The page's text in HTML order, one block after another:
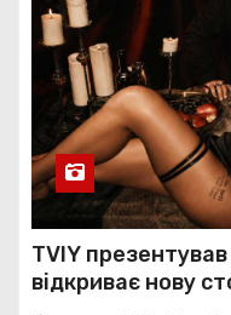
TVIY
відкриває нову